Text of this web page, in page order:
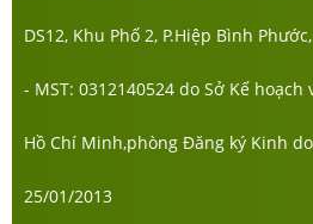
DS12, Khu Phố 2, P.Hiệp Bình
- MST: 0312140524 do Sở Kế
Hồ Chí Minh,phòng Đăng ký Kinh
25/01/2013